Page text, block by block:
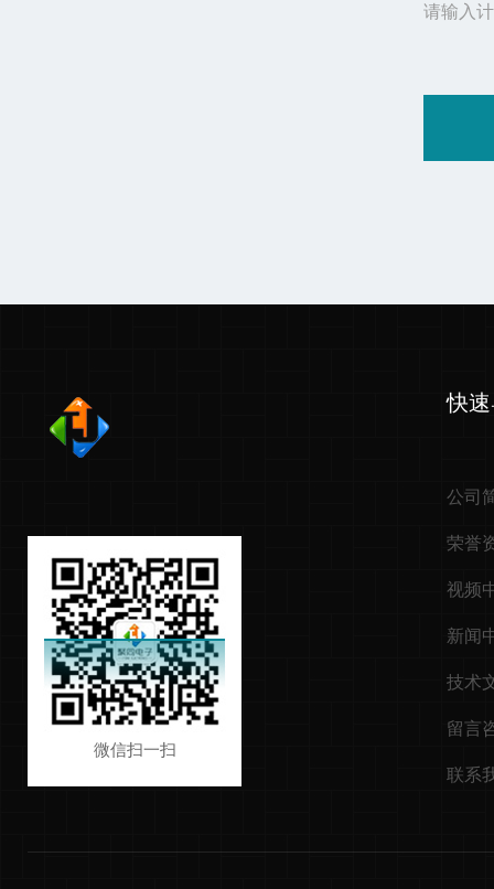
请输入
微信扫一扫
快
公司
荣誉
视频
新闻
技术
留言
联系